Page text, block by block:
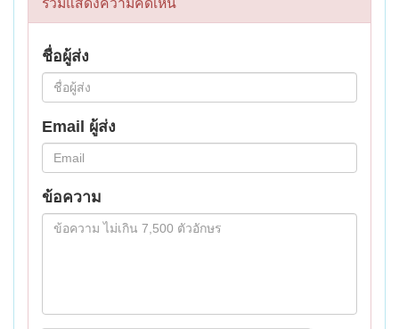
ร่วมแสดงความคิดเห็น
ชื่อผู้ส่ง
Email ผู้ส่ง
ข้อความ